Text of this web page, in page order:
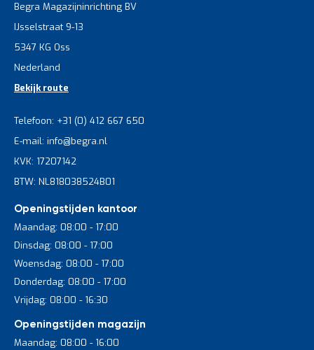
Begra Magazijninrichting BV
IJsselstraat 9-13
5347 KG Oss
Nederland
Bekijk route
Telefoon: +31 (0) 412 667 650
E-mail: info@begra.nl
KVK: 17207142
BTW: NL818038524B01
Openingstijden kantoor
Maandag: 08:00 - 17:00
Dinsdag: 08:00 - 17:00
Woensdag: 08:00 - 17:00
Donderdag: 08:00 - 17:00
Vrijdag: 08:00 - 16:30
Openingstijden magazijn
Maandag: 08:00 - 16:00